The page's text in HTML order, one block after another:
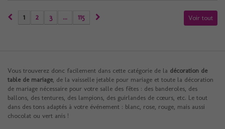
Voir tout
1 2 3 ... 115
Vous trouverez donc facilement dans cette catégorie de la décoration de
table de mariage, de la vaisselle jetable pour mariage et toute la décoration
de mariage nécessaire pour votre salle des fêtes : des banderoles, des
ballons, des tentures, des lampions, des guirlandes de cœurs, etc. Le tout
dans des tons adaptés à votre événement : blanc, rose, rouge, mais aussi
chocolat ou vert anis !